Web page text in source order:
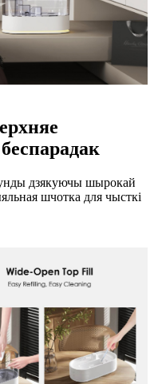
дзякуючы шырокай
шчотка для чысткі